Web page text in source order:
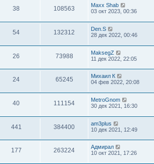
38 108563
Maxx Shab
03 окт 2023, 00:36
54 132312
Den.S
28 дек 2022, 00:46
26 73988
MaksegZ
11 дек 2022, 22:05
24 65245
Михаил К
04 фев 2022, 20:08
40 111154
MetroGnom
30 дек 2021, 16:30
441 384400
am3plus
10 дек 2021, 12:49
177 263224
Адмирал
10 окт 2021, 17:26